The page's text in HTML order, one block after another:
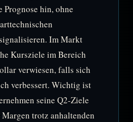
Prognose hin, ohne
Im Markt
Kursziele im Bereich
verwiesen, falls sich
verbessert. Wichtig ist
seine Q2-Ziele
trotz anhaltenden